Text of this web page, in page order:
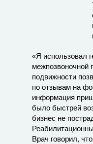
«Я использовал
межпозвоночной
подвижности
по отзывам на
информация
было быстрей
бизнес не
Врач говорил,